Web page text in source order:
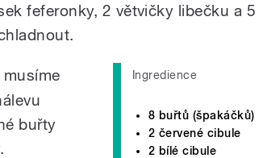
feferonky, 2 větvičky libečku a 5
Ingredience
8 buřtů (špakáčků)
2 červené cibule
2 bílé cibule
buřty